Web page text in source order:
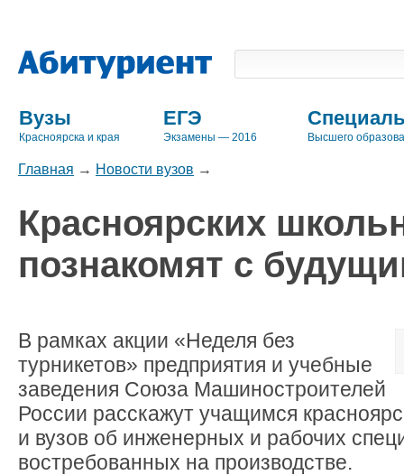
Вузы
Красноярска и края
ЕГЭ
Экзамены — 2016 Высшего
Главная → Новости вузов →
Красноярских
познакомят с
В рамках акции «Неделя без
турникетов» предприятия и учебные
заведения Союза Машиностроителей
России расскажут учащимся
и вузов об инженерных и рабочих
востребованных на производстве.